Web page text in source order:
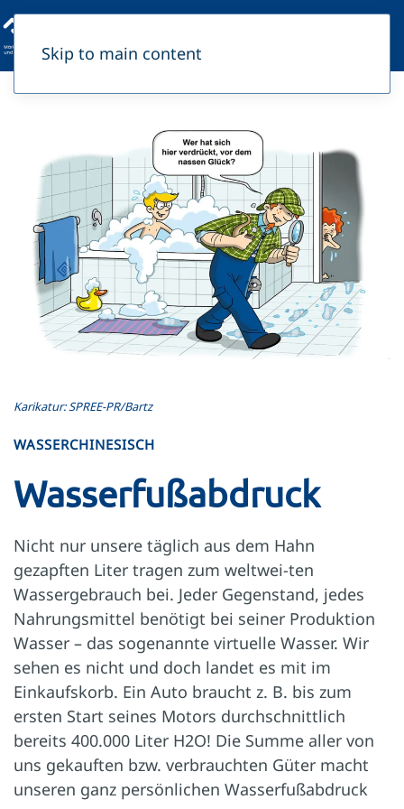
Skip to main content
Karikatur: SPREE-PR/Bartz
WASSERCHINESISCH
Wasserfußabdruck
Nicht nur unsere täglich aus dem Hahn
gezapften Liter tragen zum weltwei-ten
Wassergebrauch bei. Jeder Gegenstand, jedes
Nahrungsmittel benötigt bei seiner Produktion
Wasser – das sogenannte virtuelle Wasser. Wir
sehen es nicht und doch landet es mit im
Einkaufskorb. Ein Auto braucht z. B. bis zum
ersten Start seines Motors durchschnittlich
bereits 400.000 Liter H2O! Die Summe aller von
uns gekauften bzw. verbrauchten Güter macht
unseren ganz persönlichen Wasserfußabdruck